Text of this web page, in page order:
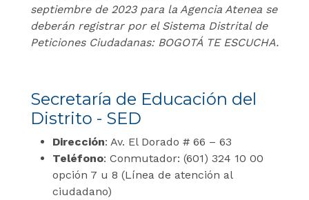
septiembre de 2023 para la Agencia Atenea se
deberán registrar por el Sistema Distrital de
Peticiones Ciudadanas: BOGOTÁ TE ESCUCHA.
Secretaría de Educación del
Distrito - SED
Dirección: Av. El Dorado # 66 – 63
Teléfono: Conmutador: (601) 324 10 00
opción 7 u 8 (Línea de atención al
ciudadano)